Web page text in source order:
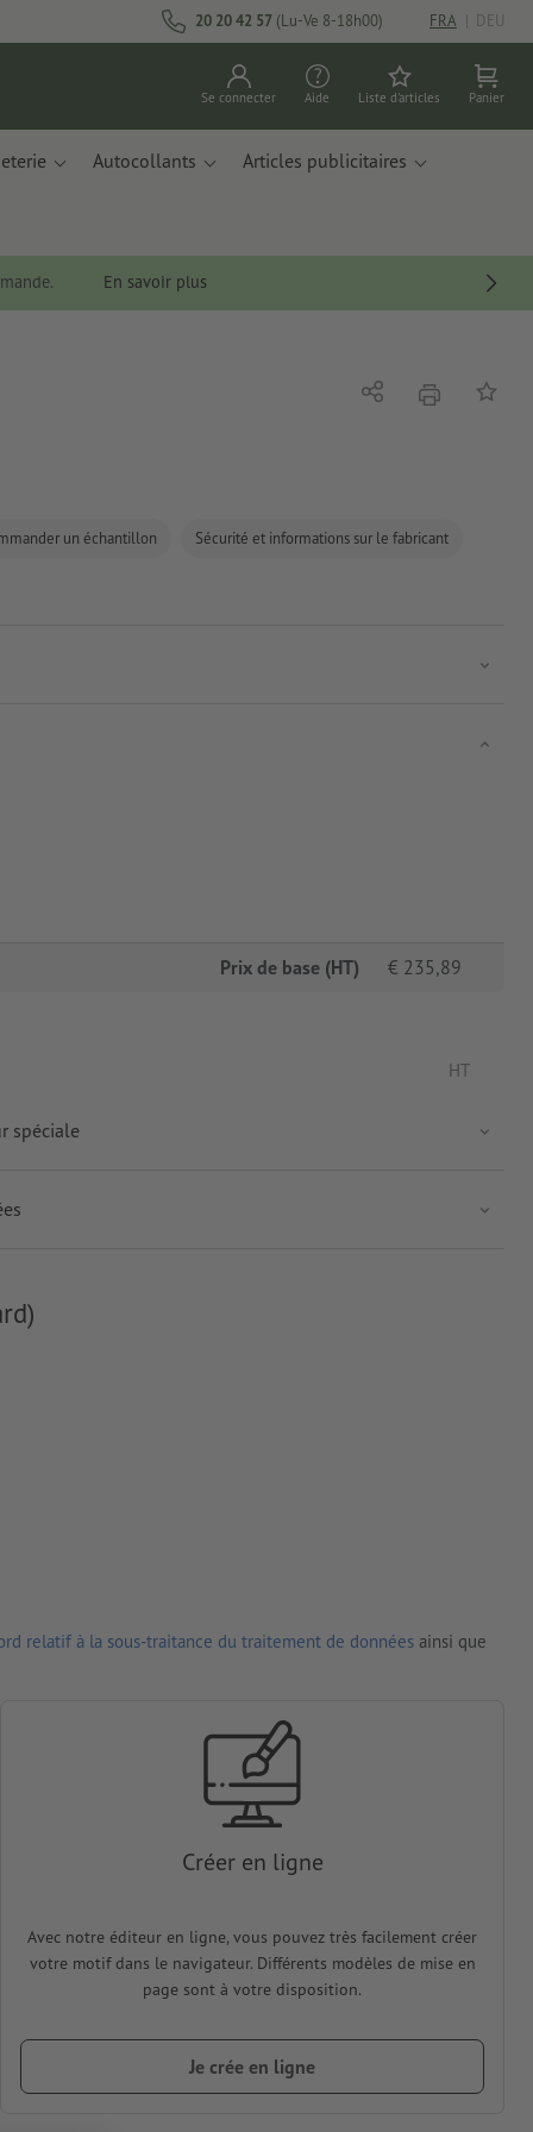
20 20 42 57 (Lu-Ve 8-18h00) FRA | DEU
Se connecter Aide Liste d'articles Panier
Autocollants Articles publicitaires
En savoir plus
un échantillon Sécurité et informations sur le fabricant
Partagerimprimer
Prix de base (HT) € 235,89
HT
spéciale
relatif à la sous-traitance du traitement de données ainsi que
Créer en ligne
Avec notre éditeur en ligne, vous pouvez très facilement créer
votre motif dans le navigateur. Différents modèles de mise en
page sont à votre disposition.
Je crée en ligne